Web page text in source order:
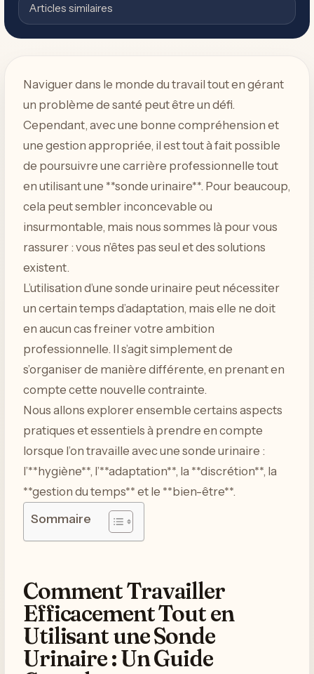
Articles similaires
Naviguer dans le monde du travail tout en gérant
un problème de santé peut être un défi.
Cependant, avec une bonne compréhension et
une gestion appropriée, il est tout à fait possible
de poursuivre une carrière professionnelle tout
en utilisant une **sonde urinaire**. Pour beaucoup,
cela peut sembler inconcevable ou
insurmontable, mais nous sommes là pour vous
rassurer : vous n’êtes pas seul et des solutions
existent.
L’utilisation d’une sonde urinaire peut nécessiter
un certain temps d’adaptation, mais elle ne doit
en aucun cas freiner votre ambition
professionnelle. Il s’agit simplement de
s’organiser de manière différente, en prenant en
compte cette nouvelle contrainte.
Nous allons explorer ensemble certains aspects
pratiques et essentiels à prendre en compte
lorsque l’on travaille avec une sonde urinaire :
l’**hygiène**, l’**adaptation**, la **discrétion**, la
**gestion du temps** et le **bien-être**.
Sommaire
Comment Travailler
Efficacement Tout en
Utilisant une Sonde
Urinaire : Un Guide